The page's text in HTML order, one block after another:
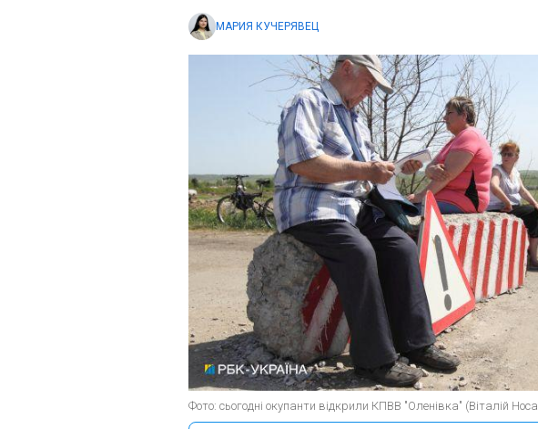
МАРИЯ КУЧЕРЯВЕЦ
Фото: сьогодні окупанти відкрили КПВВ "Оленівка" (Віталій